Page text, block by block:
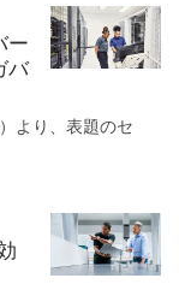
ー
バ
より、表題のセ